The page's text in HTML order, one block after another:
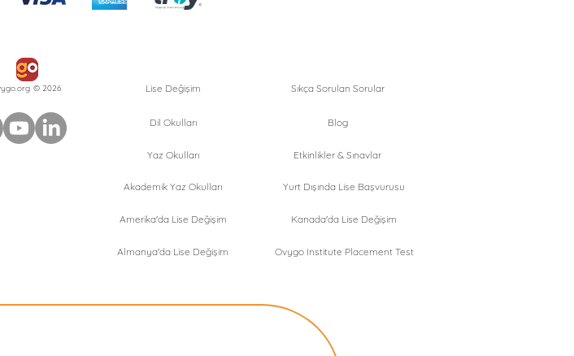
Lise Değişim
© 2026
Dil Okulları
Yaz Okulları
Akademik Yaz Okulları
Amerika'da Lise Değişim
Almanya'da Lise Değişim
Sıkça Sorulan Sorular
Blog
Etkinlikler & Sınavlar
Yurt Dışında Lise Başvurusu
Kanada'da Lise Değişim
Ovygo Institute Placement Test